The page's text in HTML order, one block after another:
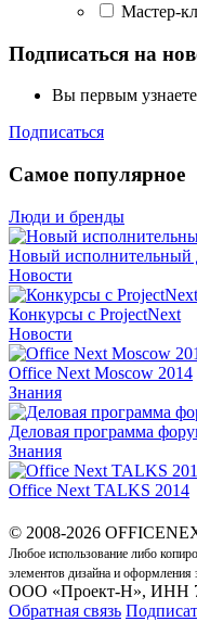
Мастер-
Подписаться на
Вы первым
Подписаться
Самое популярное
Люди и бренды
Новый исполнительный
Новости
Конкурсы с ProjectNext
Новости
Office Next Moscow 2014
Знания
Деловая программа
Знания
Office Next TALKS 2014
© 2008-2026
Любое использование либо
элементов дизайна и оформления
ООО «Проект-Н», ИНН
Обратная связь